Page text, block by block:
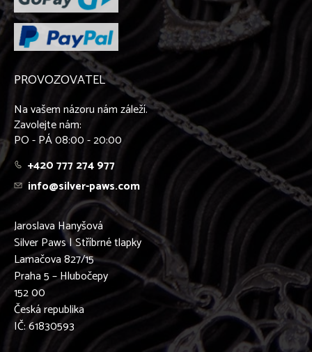
PROVOZOVATEL
Na vašem názoru nám záleží.
Zavolejte nám:
PO - PÁ 08:00 - 20:00
+420 777 274 977
info@silver-paws.com
Jaroslava Hanyšová
Silver Paws | Stříbrné tlapky
Lamačova 827/15
Praha 5 – Hlubočepy
152 00
Česká republika
IČ: 61830593